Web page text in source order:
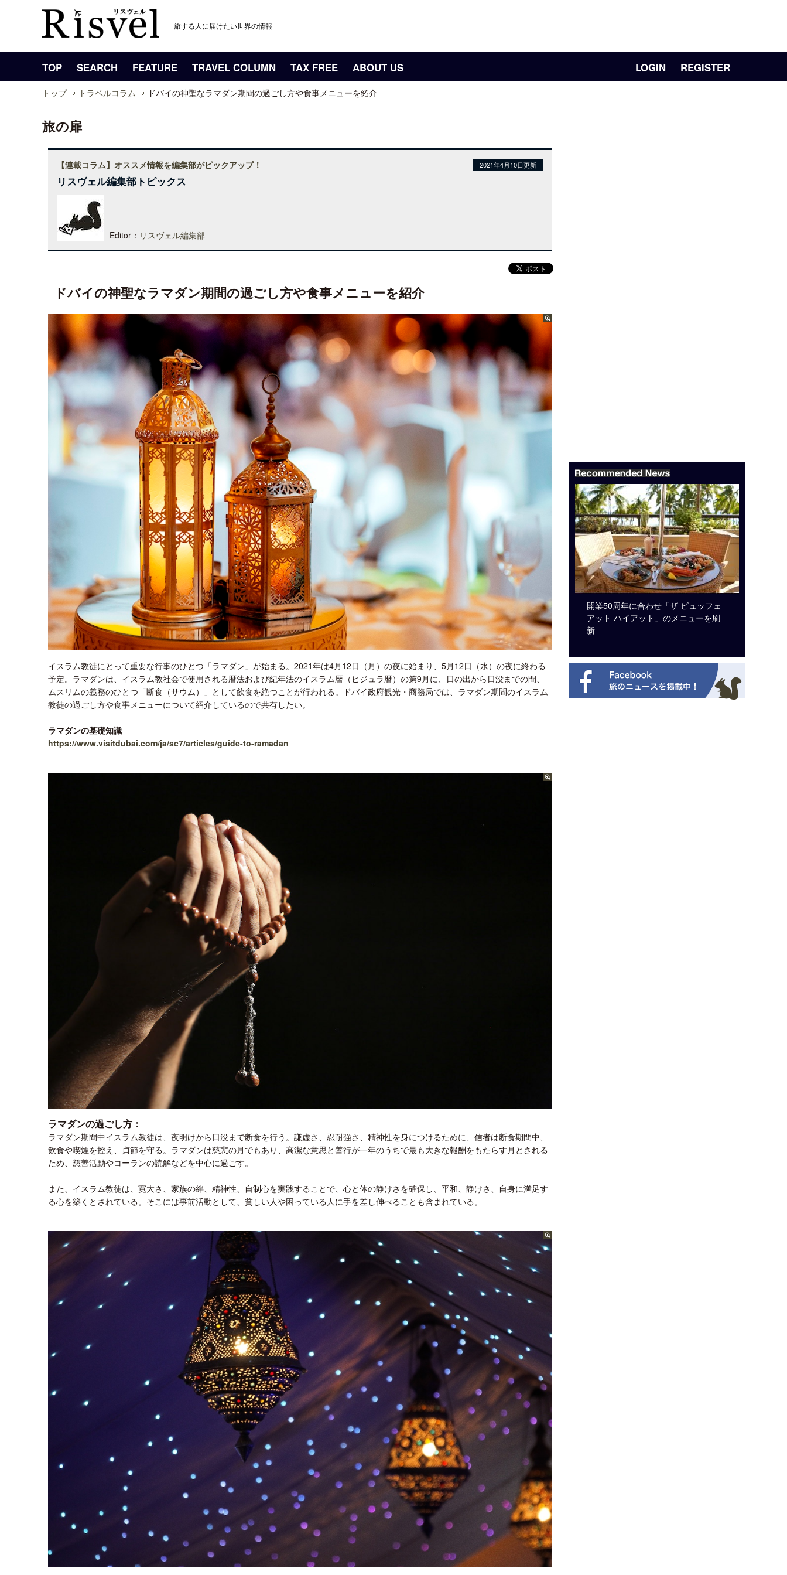
旅する人に届けたい世界の情報
TOP SEARCH FEATURE TRAVEL COLUMN TAX FREE ABOUT US LOGIN REGISTER
トップ トラベルコラム ドバイの神聖なラマダン期間の過ごし方や食事メニューを紹介
旅の扉
【連載コラム】オススメ情報を編集部がピックアップ！ 2021年4月10日更新
リスヴェル編集部トピックス
Editor： リスヴェル編集部
ドバイの神聖なラマダン期間の過ごし方や食事メニューを紹介
イスラム教徒にとって重要な行事のひとつ「ラマダン」が始まる。2021年は4月12日（月）の夜に始まり、5月12日（水）の夜に終わる
予定。ラマダンは、イスラム教社会で使用される暦法および紀年法のイスラム暦（ヒジュラ暦）の第9月に、日の出から日没までの間、
ムスリムの義務のひとつ「断食（サウム）」として飲食を絶つことが行われる。ドバイ政府観光・商務局では、ラマダン期間のイスラム
教徒の過ごし方や食事メニューについて紹介しているので共有したい。
ラマダンの基礎知識
https://www.visitdubai.com/ja/sc7/articles/guide-to-ramadan
ラマダンの過ごし方：
ラマダン期間中イスラム教徒は、夜明けから日没まで断食を行う。謙虚さ、忍耐強さ、精神性を身につけるために、信者は断食期間中、
飲食や喫煙を控え、貞節を守る。ラマダンは慈悲の月でもあり、高潔な意思と善行が一年のうちで最も大きな報酬をもたらす月とされる
ため、慈善活動やコーランの読解などを中心に過ごす。
また、イスラム教徒は、寛大さ、家族の絆、精神性、自制心を実践することで、心と体の静けさを確保し、平和、静けさ、自身に満足す
る心を築くとされている。そこには事前活動として、貧しい人や困っている人に手を差し伸べることも含まれている。
ロサンゼルス観光局、ウォルト・ディ
ズニーゆかりのスポット10選を紹介
クアロア・ランチ、新予約システム導
入のお知らせ
開業50周年に合わせ「ザ ビュッフェ
アット ハイアット」のメニューを刷
新